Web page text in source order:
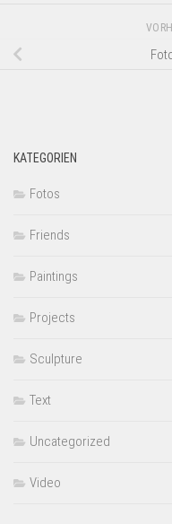
KATEGORIEN
Fotos
Friends
Paintings
Projects
Sculpture
Text
Uncategorized
Video